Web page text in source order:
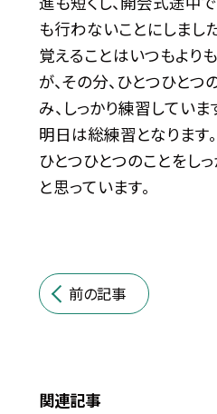
も行わないことにしまし
覚えることはいつもより
が、その分、ひとつひとつ
み、しっかり練習していま
明日は総練習となります
ひとつひとつのことをし
と思っています。
前の記事
関連記事